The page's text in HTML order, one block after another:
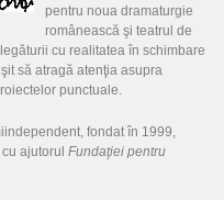
pentru noua dramaturgie
românească şi teatrul de
cu realitatea în schimbare
să atragă atenţia asupra
punctuale.
fondat în 1999,
ajutorul Fundaţiei pentru